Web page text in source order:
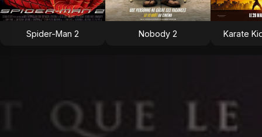
Spider-Man 2 Nobody 2 Karate